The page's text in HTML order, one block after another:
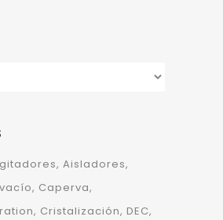
Aisladores
Caperva
Cristalización DEC